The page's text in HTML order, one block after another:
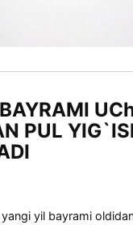
PUL
yil bayrami